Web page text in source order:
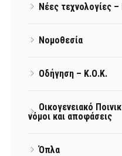
Νέες τεχνολογίες
Νομοθεσία
Οδήγηση – Κ.Ο.Κ.
Οικογενειακό
νόμοι και αποφάσεις
Όπλα